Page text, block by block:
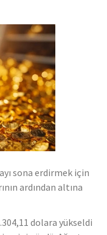
sona erdirmek için
ardından altına
dolara yükseldi